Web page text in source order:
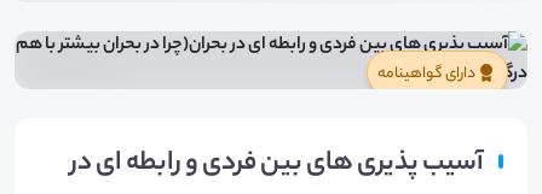
آسیب پذیری های بین فردی و رابطه ای در
دارای گواهینامه